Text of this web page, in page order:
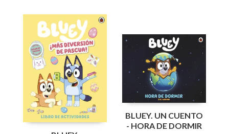
BLUEY. UN CUENTO
- HORA DE DORMIR